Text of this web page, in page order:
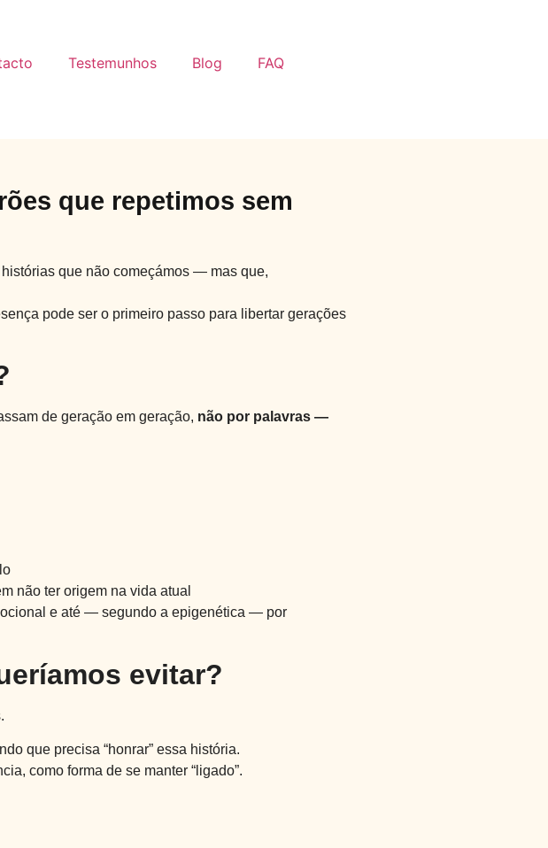
Testemunhos Blog FAQ
que repetimos sem
que não começámos — mas que,
pode ser o primeiro passo para libertar gerações
de geração em geração, não por palavras —
não ter origem na vida atual
e até — segundo a epigenética — por
evitar?
que precisa “honrar” essa história.
como forma de se manter “ligado”.